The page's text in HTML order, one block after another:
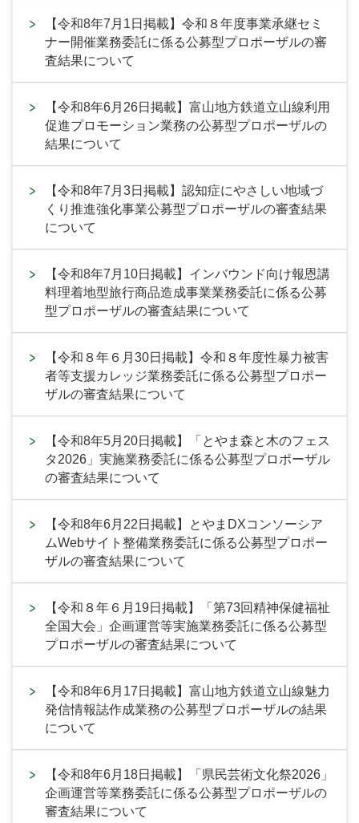
【令和8年7月1日掲載】令和８年度事業承継セミ
ナー開催業務委託に係る公募型プロポーザルの審
査結果について
【令和8年6月26日掲載】富山地方鉄道立山線利用
促進プロモーション業務の公募型プロポーザルの
結果について
【令和8年7月3日掲載】認知症にやさしい地域づ
くり推進強化事業公募型プロポーザルの審査結果
について
【令和8年7月10日掲載】インバウンド向け報恩講
料理着地型旅行商品造成事業業務委託に係る公募
型プロポーザルの審査結果について
【令和８年６月30日掲載】令和８年度性暴力被害
者等支援カレッジ業務委託に係る公募型プロポー
ザルの審査結果について
【令和8年5月20日掲載】「とやま森と木のフェス
タ2026」実施業務委託に係る公募型プロポーザル
の審査結果について
【令和8年6月22日掲載】とやまDXコンソーシア
ムWebサイト整備業務委託に係る公募型プロポー
ザルの審査結果について
【令和８年６月19日掲載】「第73回精神保健福祉
全国大会」企画運営等実施業務委託に係る公募型
プロポーザルの審査結果について
【令和8年6月17日掲載】富山地方鉄道立山線魅力
発信情報誌作成業務の公募型プロポーザルの結果
について
【令和8年6月18日掲載】「県民芸術文化祭2026」
企画運営等業務委託に係る公募型プロポーザルの
審査結果について